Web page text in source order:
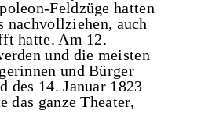
Feldzüge hatten
nachvollziehen, auch
hatte. Am 12.
und die meisten
und Bürger
des 14. Januar 1823
das ganze Theater,